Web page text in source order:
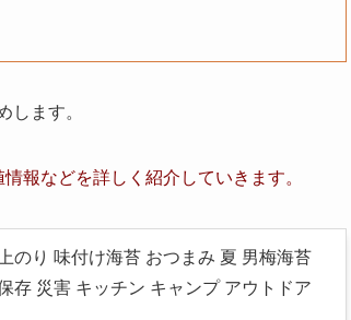
します。
情報などを詳しく紹介していきます。
のり 味付け海苔 おつまみ 夏 男梅海苔
存 災害 キッチン キャンプ アウトドア